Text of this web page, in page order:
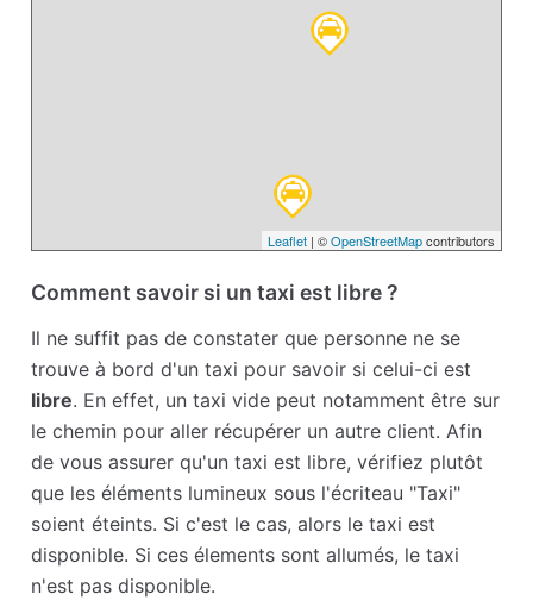
Leaflet| ©OpenStreetMapcontributors
Comment savoir si un taxi est libre ?
Il ne suffit pas de constater que personne ne se
trouve à bord d'un taxi pour savoir si celui-ci est
libre. En effet, un taxi vide peut notamment être sur
le chemin pour aller récupérer un autre client. Afin
de vous assurer qu'un taxi est libre, vérifiez plutôt
que les éléments lumineux sous l'écriteau "Taxi"
soient éteints. Si c'est le cas, alors le taxi est
disponible. Si ces élements sont allumés, le taxi
n'est pas disponible.